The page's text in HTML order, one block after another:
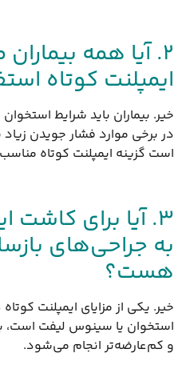
۲. آیا همه
ایمپلنت کوتاه
خیر. بیماران باید شرایط
در برخی موارد فشار جویدن
است گزینه ایمپلنت کوتاه
۳. آیا برای کاشت
به جراحی‌های
هست؟
خیر. یکی از مزایای ایمپلنت کوتاه
استخوان یا سینوس لیفت است،
و کم‌عارضه‌تر انجام می‌شود.